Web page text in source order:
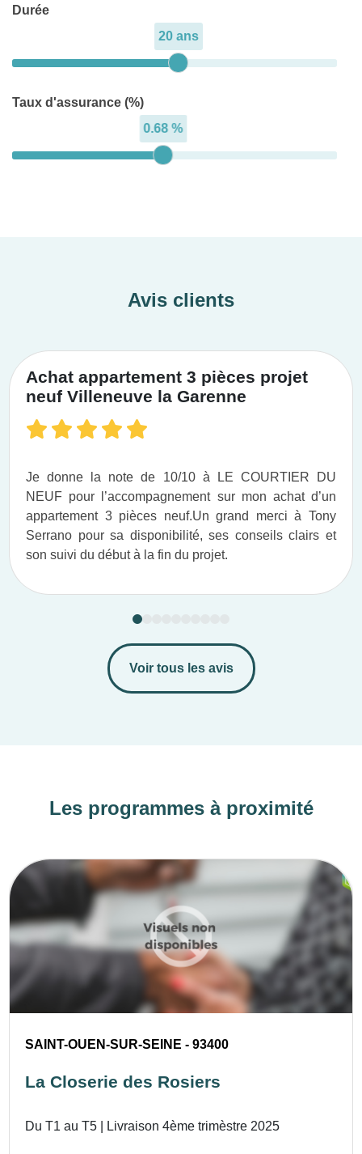
Durée
20 ans
Taux d'assurance (%)
0.68 %
Avis clients
Achat appartement 3 pièces projet
neuf Villeneuve la Garenne
Je donne la note de 10/10 à LE COURTIER DU
NEUF pour l’accompagnement sur mon achat d’un
appartement 3 pièces neuf.​ Un grand merci à Tony
Serrano pour sa disponibilité, ses conseils clairs et
son suivi du début à la fin du projet.​
Voir tous les avis
Les programmes à proximité
SAINT-OUEN-SUR-SEINE - 93400
La Closerie des Rosiers
Du T1 au T5 | Livraison 4ème trimèstre 2025